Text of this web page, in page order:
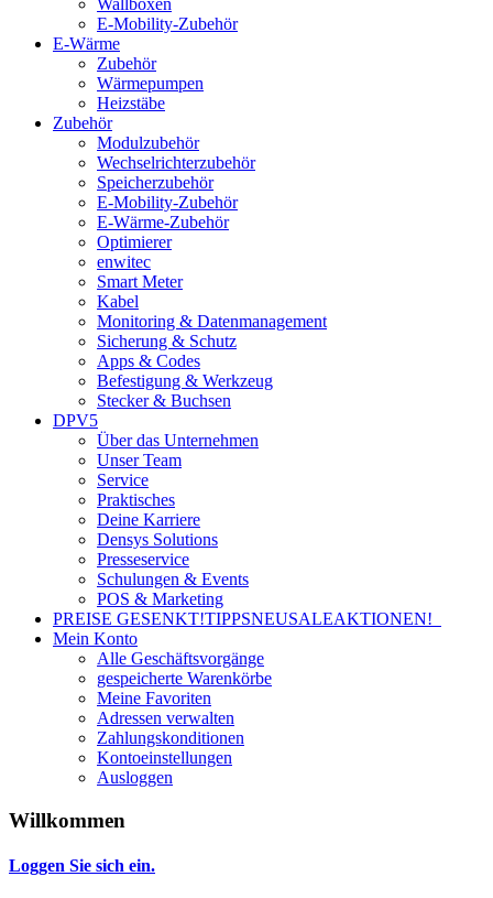
Wallboxen
E-Mobility-Zubehör
E-Wärme
Zubehör
Wärmepumpen
Heizstäbe
Zubehör
Modulzubehör
Wechselrichterzubehör
Speicherzubehör
E-Mobility-Zubehör
E-Wärme-Zubehör
Optimierer
enwitec
Smart Meter
Kabel
Monitoring & Datenmanagement
Sicherung & Schutz
Apps & Codes
Befestigung & Werkzeug
Stecker & Buchsen
DPV5
Über das Unternehmen
Unser Team
Service
Praktisches
Deine Karriere
Densys Solutions
Presseservice
Schulungen & Events
POS & Marketing
PREISE GESENKT!TIPPSNEUSALEAKTIONEN!
Mein Konto
Alle Geschäftsvorgänge
gespeicherte Warenkörbe
Meine Favoriten
Adressen verwalten
Zahlungskonditionen
Kontoeinstellungen
Ausloggen
Willkommen
Loggen Sie sich ein.